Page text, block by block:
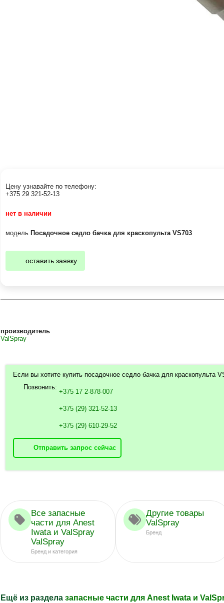
Цену узнавайте по телефону:
+375 29 321-52-13
нет в наличии
модель Посадочное седло бачка для краскопульта VS703
оставить заявку
производитель
ValSpray
Если вы хотите купить посадочное седло бачка для краскопульта
Позвонить:
+375 17 2-878-007
+375 (29) 321-52-13
+375 (29) 610-29-52
Отправить запрос сейчас
Все запасные
части для Anest
Iwata и ValSpray
ValSpray
Бренд и категория
Другие товары
ValSpray
Бренд
Ещё из раздела запасные части для Anest Iwata и